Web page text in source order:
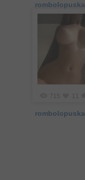
rombolopuska
715
rombolopuska